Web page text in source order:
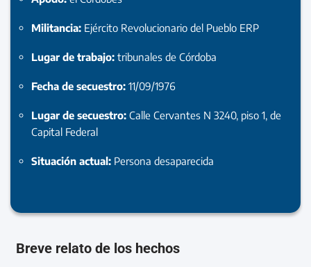
Militancia: Ejército Revolucionario del Pueblo ERP
Lugar de trabajo: tribunales de Córdoba
Fecha de secuestro: 11/09/1976
Lugar de secuestro: Calle Cervantes N 3240, piso 1, de
Capital Federal
Situación actual: Persona desaparecida
Breve relato de los hechos